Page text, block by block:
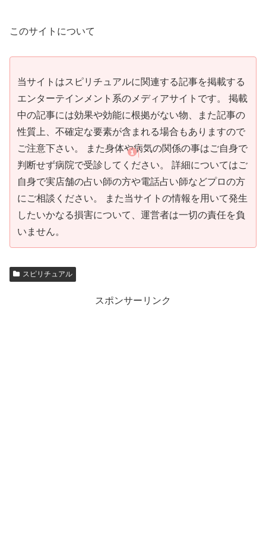
このサイトについて
当サイトはスピリチュアルに関連する記事を掲載する
エンターテインメント系のメディアサイトです。 掲載
中の記事には効果や効能に根拠がない物、また記事の
性質上、不確定な要素が含まれる場合もありますので
ご注意下さい。 また身体や病気の関係の事はご自身で
判断せず病院で受診してください。 詳細についてはご
自身で実店舗の占い師の方や電話占い師などプロの方
にご相談ください。 また当サイトの情報を用いて発生
したいかなる損害について、運営者は一切の責任を負
いません。
スピリチュアル
スポンサーリンク